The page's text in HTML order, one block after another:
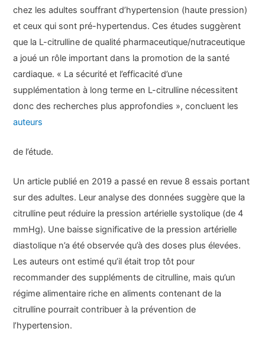
chez les adultes souffrant d’hypertension (haute pression)
et ceux qui sont pré-hypertendus. Ces études suggèrent
que la L-citrulline de qualité pharmaceutique/nutraceutique
a joué un rôle important dans la promotion de la santé
cardiaque. « La sécurité et l’efficacité d’une
supplémentation à long terme en L-citrulline nécessitent
donc des recherches plus approfondies », concluent les
auteurs
de l’étude.
Un article publié en 2019 a passé en revue 8 essais portant
sur des adultes. Leur analyse des données suggère que la
citrulline peut réduire la pression artérielle systolique (de 4
mmHg). Une baisse significative de la pression artérielle
diastolique n’a été observée qu’à des doses plus élevées.
Les auteurs ont estimé qu’il était trop tôt pour
recommander des suppléments de citrulline, mais qu’un
régime alimentaire riche en aliments contenant de la
citrulline pourrait contribuer à la prévention de
l’hypertension.